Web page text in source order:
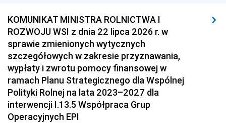
KOMUNIKAT MINISTRA ROLNICTWA I
ROZWOJU WSI z dnia 22 lipca 2026 r. w
sprawie zmienionych wytycznych
szczegółowych w zakresie przyznawania,
wypłaty i zwrotu pomocy finansowej w
ramach Planu Strategicznego dla Wspólnej
Polityki Rolnej na lata 2023–2027 dla
interwencji I.13.5 Współpraca Grup
Operacyjnych EPI